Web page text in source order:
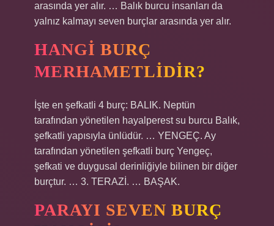
arasında yer alır. … Balık burcu insanları da
yalnız kalmayı seven burçlar arasında yer alır.
HANGI BURÇ
MERHAMETLIDIR?
İşte en şefkatli 4 burç: BALIK. Neptün
tarafından yönetilen hayalperest su burcu Balık,
şefkatli yapısıyla ünlüdür. … YENGEÇ. Ay
tarafından yönetilen şefkatli burç Yengeç,
şefkati ve duygusal derinliğiyle bilinen bir diğer
burçtur. … 3. TERAZİ. … BAŞAK.
PARAYI SEVEN BURÇ